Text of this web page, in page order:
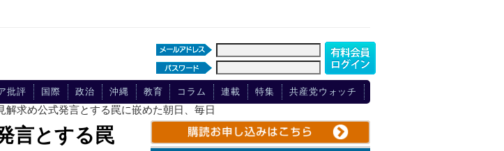
批評 国際 政治 沖縄 教育 コラム 連載 特集 共産党ウォッチ
解求め公式発言とする罠に嵌めた朝日、毎日
言とする罠